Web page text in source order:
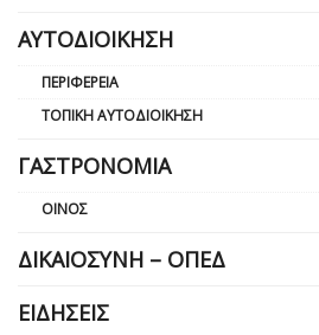
ΑΥΤΟΔΙΟΊΚΗΣΗ
ΠΕΡΙΦΈΡΕΙΑ
ΤΟΠΙΚΉ ΑΥΤΟΔΙΟΊΚΗΣΗ
ΓΑΣΤΡΟΝΟΜΊΑ
ΟΊΝΟΣ
ΔΙΚΑΙΟΣΎΝΗ – ΟΠΕΔ
ΕΙΔΉΣΕΙΣ